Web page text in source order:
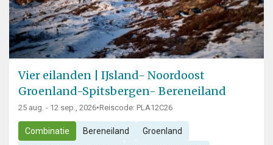
Vier eilanden | IJsland- Noordoost
Groenland-Spitsbergen- Bereneiland
25 aug. - 12 sep., 2026•Reiscode: PLA12C26
Combinatie Bereneiland Groenland